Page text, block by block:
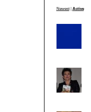
Newest Active